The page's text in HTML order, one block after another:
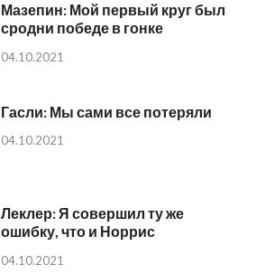
Мазепин: Мой первый круг был
сродни победе в гонке
04.10.2021
Гасли: Мы сами все потеряли
04.10.2021
Леклер: Я совершил ту же
ошибку, что и Норрис
04.10.2021